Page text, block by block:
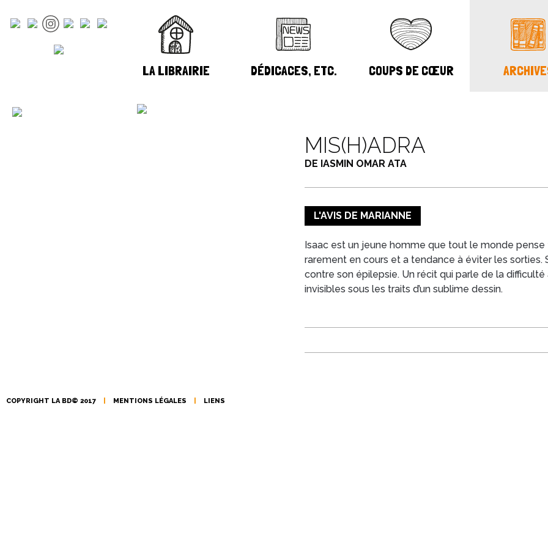
LA LIBRAIRIE DÉDICACES, ETC. COUPS DE CŒUR
MIS(H)ADRA
DE IASMIN OMAR ATA
L'AVIS DE MARIANNE
Isaac est un jeune homme que tout le monde pense
rarement en cours et a tendance à éviter les sorties.
contre son épilepsie. Un récit qui parle de la
invisibles sous les traits d’un sublime dessin.
COPYRIGHT LA BD© 2017 MENTIONS LÉGALES LIENS